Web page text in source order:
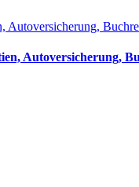
Autoversicherung,